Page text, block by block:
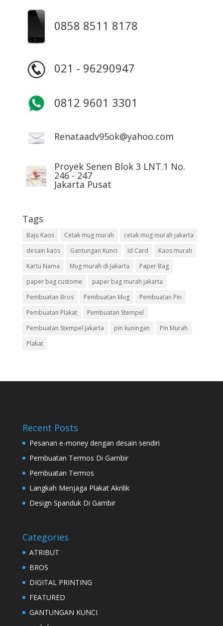
0858 8511 8178
021 - 96290947
0812 9601 3301
Renataadv95ok@yahoo.com
Proyek Senen Blok 3 LNT.1 No.
246 - 247
Jakarta Pusat
Tags
Baju Kaos Cetak mug murah
cetak mug murah jakarta
desain kaos
Gantungan Kunci Id Card
Kaos murah
Kartu Nama
Mug murah di Jakarta
Paper Bag
paper bag custome
paper bag murah jakarta
Pembuatan Bros
Pembuatan Mug
Pembuatan Pin
Pembuatan Plakat
Pembuatan Stempel
Pembuatan Stempel Jakarta
pin kuningan
Pin Murah
Plakat
Recent Posts
Pesanan e-money dengan desain sendiri
Pembuatan Termos Di Gambir
Pembuatan Termos
Langkah Menjaga Plakat Akrilik
Design Spanduk Di Gambir
Categories
ATRIBUT
BROS
DIGITAL PRINTING
FEATURED
GANTUNGAN KUNCI